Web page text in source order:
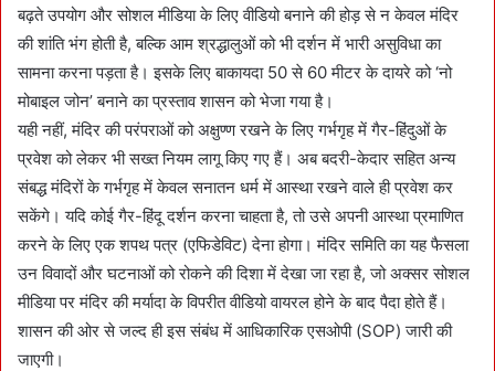
बढ़ते उपयोग और सोशल मीडिया के लिए वीडियो बनाने की होड़ से न केवल मंदिर
की शांति भंग होती है, बल्कि आम श्रद्धालुओं को भी दर्शन में भारी असुविधा का
सामना करना पड़ता है। इसके लिए बाकायदा 50 से 60 मीटर के दायरे को ‘नो
मोबाइल जोन’ बनाने का प्रस्ताव शासन को भेजा गया है।
यही नहीं, मंदिर की परंपराओं को अक्षुण्ण रखने के लिए गर्भगृह में गैर-हिंदुओं के
प्रवेश को लेकर भी सख्त नियम लागू किए गए हैं। अब बदरी-केदार सहित अन्य
संबद्ध मंदिरों के गर्भगृह में केवल सनातन धर्म में आस्था रखने वाले ही प्रवेश कर
सकेंगे। यदि कोई गैर-हिंदू दर्शन करना चाहता है, तो उसे अपनी आस्था प्रमाणित
करने के लिए एक शपथ पत्र (एफिडेविट) देना होगा। मंदिर समिति का यह फैसला
उन विवादों और घटनाओं को रोकने की दिशा में देखा जा रहा है, जो अक्सर सोशल
मीडिया पर मंदिर की मर्यादा के विपरीत वीडियो वायरल होने के बाद पैदा होते हैं।
शासन की ओर से जल्द ही इस संबंध में आधिकारिक एसओपी (SOP) जारी की
जाएगी।